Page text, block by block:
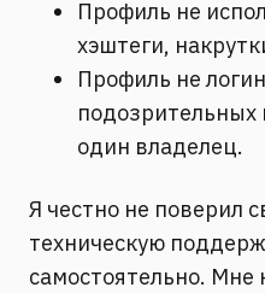
Профиль не
хэштеги,
Профиль не
подозрительных
один владелец.
Я честно не поверил
техническую
самостоятельно. Мне